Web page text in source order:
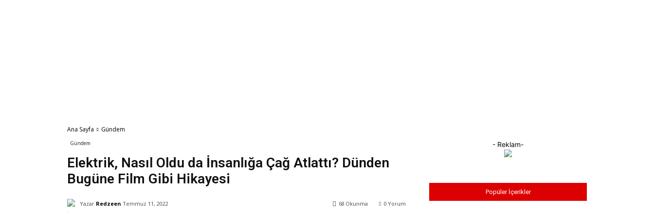
Ana Sayfa Gündem
Gündem
Elektrik, Nasıl Oldu da İnsanlığa Çağ Atlattı? Dünden
Bugüne Film Gibi Hikayesi
Yazar Redzeen Temmuz 11, 2022 0 Yorum
68 Okunma
- Reklam-
Popüler İçerikler